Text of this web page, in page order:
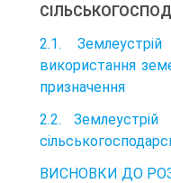
2.1.
використання
призначення
2.2.
ВИСНОВКИ ДО